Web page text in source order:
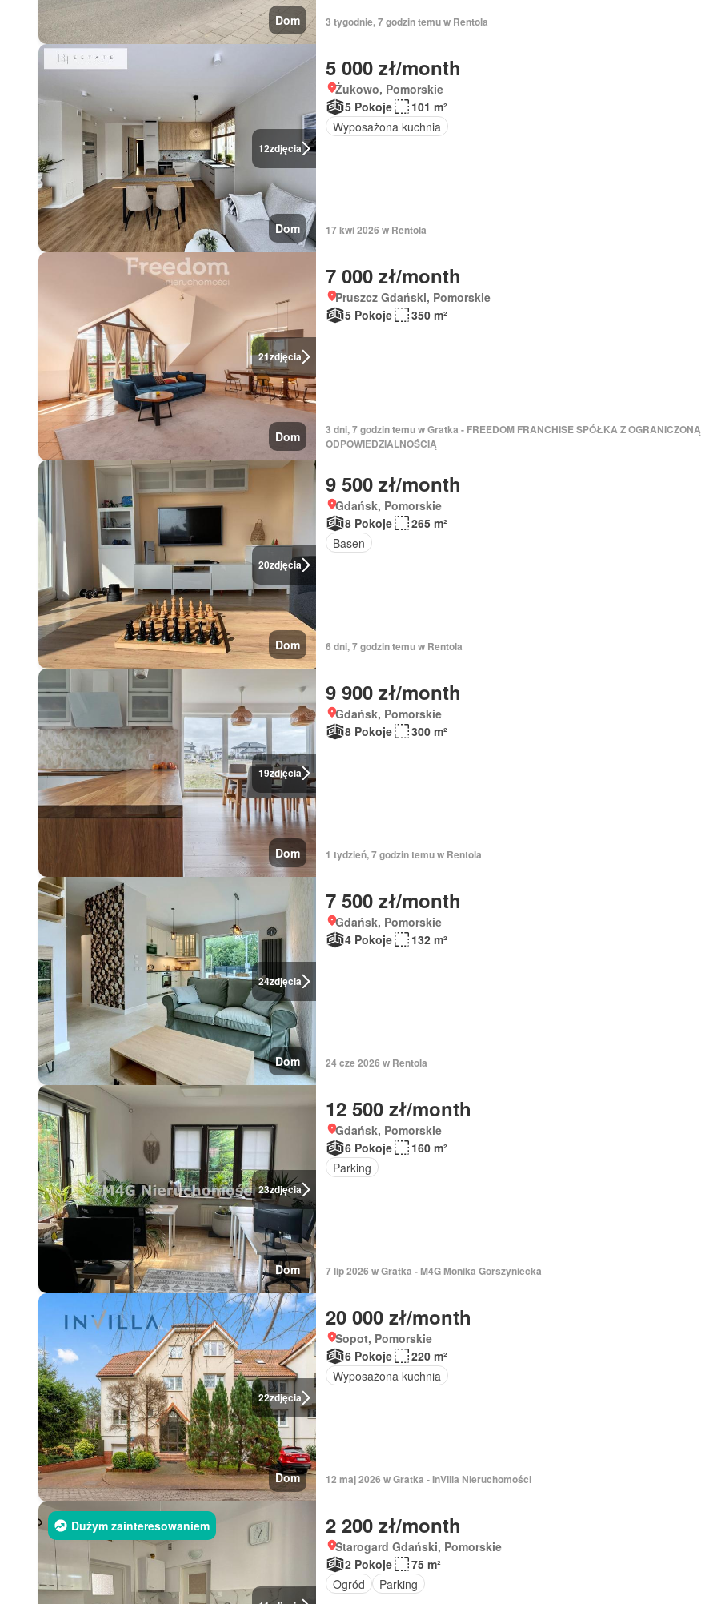
Dom 3 tygodnie, 7 godzin temu w Rentola
12zdjęcia
Dom
5 000 zł/month
Żukowo, Pomorskie
5 Pokoje
101 m²
Wyposażona kuchnia
17 kwi 2026 w Rentola
21zdjęcia
Dom
7 000 zł/month
Pruszcz Gdański, Pomorskie
5 Pokoje
350 m²
3 dni, 7 godzin temu w Gratka - FREEDOM FRANCHISE SPÓŁKA Z OGRANICZONĄ
ODPOWIEDZIALNOŚCIĄ
20zdjęcia
Dom
9 500 zł/month
Gdańsk, Pomorskie
8 Pokoje
265 m²
Basen
6 dni, 7 godzin temu w Rentola
19zdjęcia
Dom
9 900 zł/month
Gdańsk, Pomorskie
8 Pokoje
300 m²
1 tydzień, 7 godzin temu w Rentola
24zdjęcia
Dom
7 500 zł/month
Gdańsk, Pomorskie
4 Pokoje
132 m²
24 cze 2026 w Rentola
23zdjęcia
Dom
12 500 zł/month
Gdańsk, Pomorskie
6 Pokoje
160 m²
Parking
7 lip 2026 w Gratka - M4G Monika Gorszyniecka
22zdjęcia
Dom
20 000 zł/month
Sopot, Pomorskie
6 Pokoje
220 m²
Wyposażona kuchnia
12 maj 2026 w Gratka - InVilla Nieruchomości
Dużym zainteresowaniem 2 200 zł/month
Starogard Gdański, Pomorskie
2 Pokoje
75 m²
Ogród
Parking